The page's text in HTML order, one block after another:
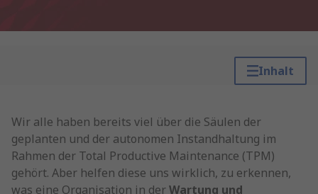
Inhalt
Wir alle haben bereits viel über die Säulen der
geplanten und der autonomen Instandhaltung im
Rahmen der Total Productive Maintenance (TPM)
gehört. Aber helfen diese uns wirklich, zu erkennen,
was eine Organisation in derWartung und